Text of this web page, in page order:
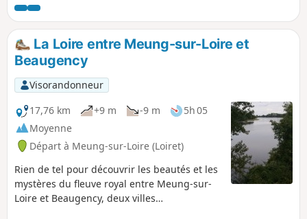
Elle offre de belles vues sur la Loire et
permet d'apprécier l'intérêt historique des
villes et villages traversés : Meung-sur-Loire
et Beaugency en particulier.
La Loire entre Meung-sur-Loire et
Beaugency
Visorandonneur
17,76 km
+9 m -9 m
5h 05
Moyenne
Départ à Meung-sur-Loire (Loiret)
Rien de tel pour découvrir les beautés et les
mystères du fleuve royal entre Meung-sur-
Loire et Beaugency, deux villes